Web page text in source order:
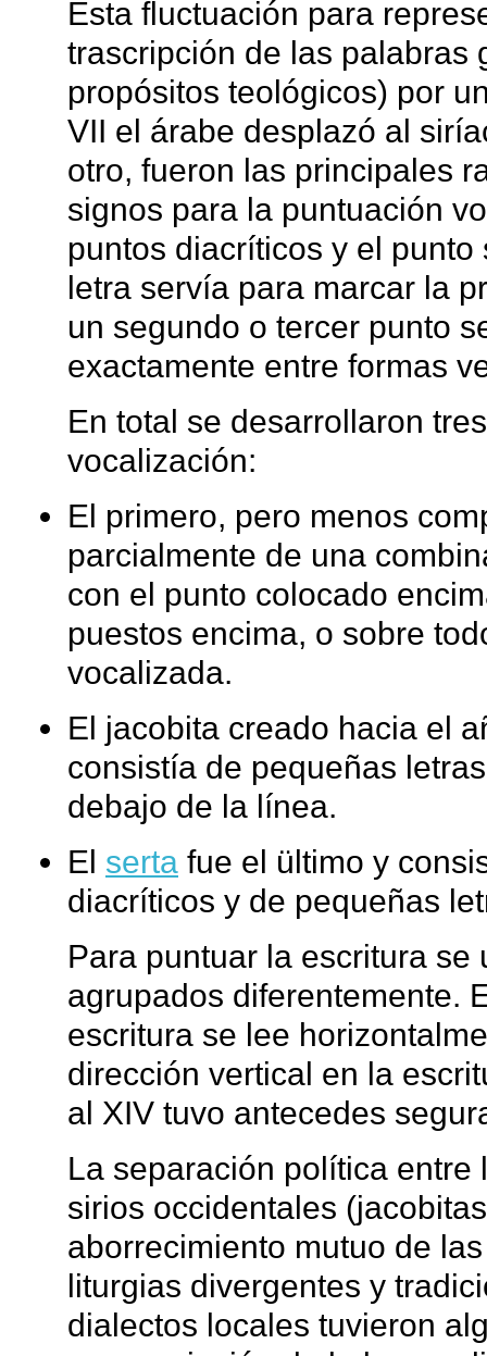
Esta fluctuación para
trascripción de las palabras
propósitos teológicos) por
VII el árabe desplazó al
otro, fueron las principales
signos para la puntuación
puntos diacríticos y el
letra servía para marcar la
un segundo o tercer punto
exactamente entre formas
En total se desarrollaron
vocalización:
El primero, pero menos
parcialmente de una
con el punto colocado
puestos encima, o sobre
vocalizada.
El jacobita creado hacia el
consistía de pequeñas
debajo de la línea.
El serta fue el ültimo y
diacríticos y de pequeñas
Para puntuar la escritura
agrupados diferentemente.
escritura se lee
dirección vertical en la
al XIV tuvo antecedes
La separación política
sirios occidentales
aborrecimiento mutuo de
liturgias divergentes y
dialectos locales tuvieron